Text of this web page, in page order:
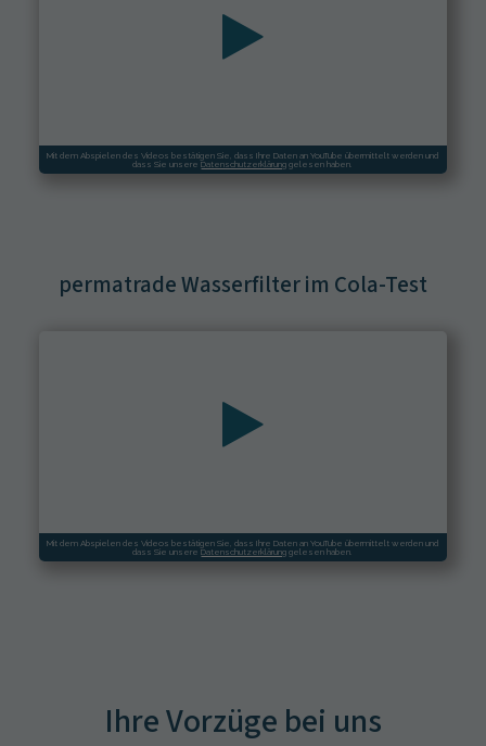
Mit dem Abspielen des Videos bestätigen Sie, dass Ihre Daten anYouTube übermittelt werden und
dass Sie unsereDatenschutzerklärung gelesen haben.
permatrade Wasserfilter im Cola-Test
Mit dem Abspielen des Videos bestätigen Sie, dass Ihre Daten an YouTube übermittelt werden und
dass Sie unsereDatenschutzerklärung gelesen haben.
Ihre Vorzüge bei uns